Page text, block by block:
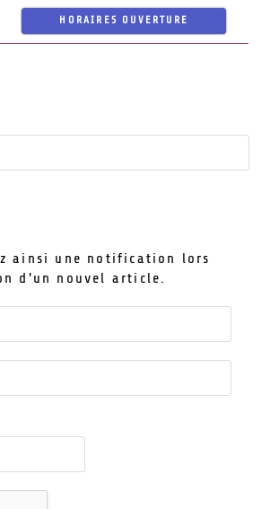
HORAIRES OUVERTURE
ainsi une notification lors
d'un nouvel article.